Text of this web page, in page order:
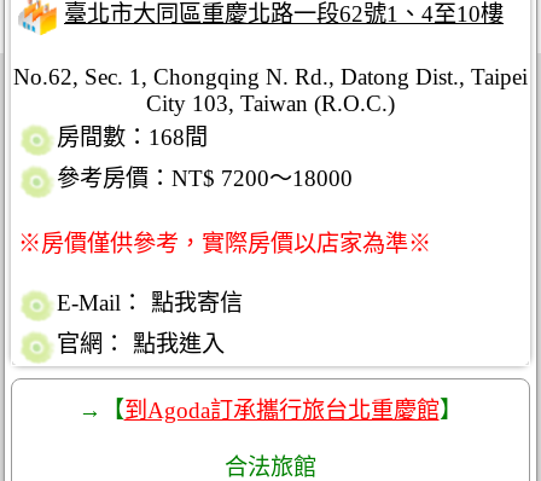
臺北市大同區重慶北路一段62號1、4至10樓
No.62, Sec. 1, Chongqing N. Rd., Datong Dist., Taipei
City 103, Taiwan (R.O.C.)
房間數：168間
參考房價：NT$ 7200～18000
※房價僅供參考，實際房價以店家為準※
E-Mail：
點我寄信
官網：
點我進入
→【到Agoda訂承攜行旅台北重慶館】
合法旅館